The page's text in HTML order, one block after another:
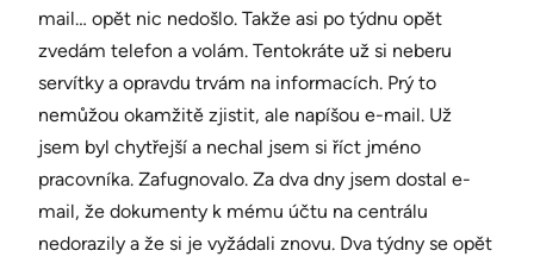
mail… opět nic nedošlo. Takže asi po týdnu opět
zvedám telefon a volám. Tentokráte už si neberu
servítky a opravdu trvám na informacích. Prý to
nemůžou okamžitě zjistit, ale napíšou e-mail. Už
jsem byl chytřejší a nechal jsem si říct jméno
pracovníka. Zafugnovalo. Za dva dny jsem dostal e-
mail, že dokumenty k mému účtu na centrálu
nedorazily a že si je vyžádali znovu. Dva týdny se opět